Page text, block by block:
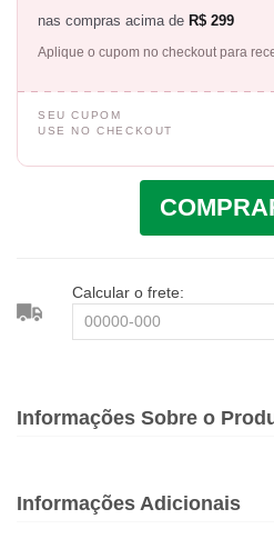
nas compras acima de R$ 299
Aplique o cupom no checkout para
SEU CUPOM
USE NO CHECKOUT
Calcular o frete:
Informações Sobre o
Informações Adicionais